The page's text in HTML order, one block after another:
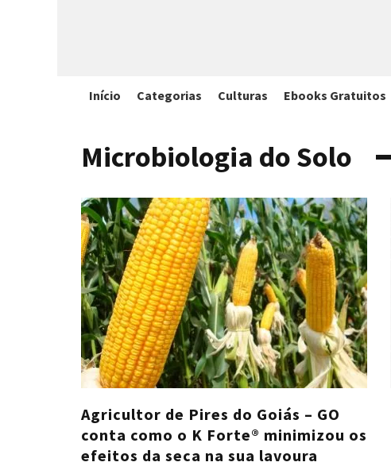
Início Categorias Culturas Ebooks Gratuitos
Microbiologia do Solo
Agricultor de Pires do Goiás – GO
conta como o K Forte® minimizou os
efeitos da seca na sua lavoura